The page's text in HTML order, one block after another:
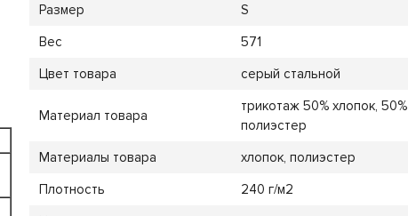
Размер
S
Вес
571
Цвет товара
серый стальной
Материал товара
трикотаж 50% хлопок, 50%
полиэстер
Материалы товара
хлопок, полиэстер
Плотность
240 г/м2